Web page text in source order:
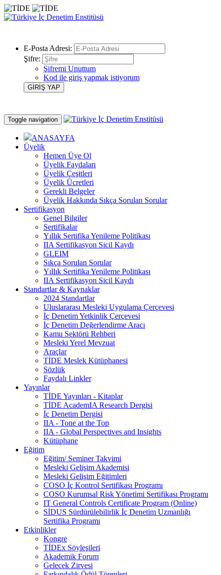
E-Posta Adresi:
Şifre:
Şifremi Unuttum
Kod ile giriş yapmak istiyorum
Toggle navigation
ANASAYFA
Üyelik
Hemen Üye Ol
Üyelik Faydaları
Üyelik Çeşitleri
Üyelik Ücretleri
Gerekli Belgeler
Üyelik Hakkında Sıkça Sorulan Sorular
Sertifikasyon
Genel Bilgiler
Sertifikalar
Yıllık Sertifika Yenileme Politikası
IIA Sertifikasyon Sicil Kaydı
GLEIM
Sıkça Sorulan Sorular
Yıllık Sertifika Yenileme Politikası
IIA Sertifikasyon Sicil Kaydı
Standartlar & Kaynaklar
2024 Standartlar
Uluslararası Mesleki Uygulama Çerçevesi
İç Denetim Yetkinlik Çerçevesi
İç Denetim Değerlendirme Aracı
Kamu Sektörü Rehberi
Mesleki Yerel Mevzuat
Araçlar
TİDE Meslek Kütüphanesi
Sözlük
Faydalı Linkler
Yayınlar
TİDE Yayınları - Kitaplar
TİDE AcademIA Research Dergisi
İç Denetim Dergisi
IIA - Tone at the Top
IIA - Global Perspectives and Insights
Kütüphane
Eğitim
Eğitim/ Seminer Takvimi
Mesleki Gelişim Akademisi
Mesleki Gelişim Eğitimleri
COSO İç Kontrol Sertifikası Programı
COSO Kurumsal Risk Yönetimi Sertifikası Programı
IT General Controls Certificate Program (Online)
SİDUS Sürdürülebilirlik İç Denetim Uzmanlığı
Sertifika Programı
Etkinlikler
Kongre
TİDEx Söyleşileri
Akademik Forum
Gelecek Zirvesi